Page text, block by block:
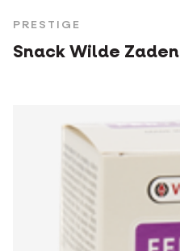
PRESTIGE
Snack Wilde Zaden